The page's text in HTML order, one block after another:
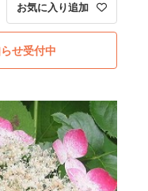
お気に入り追加
せ受付中